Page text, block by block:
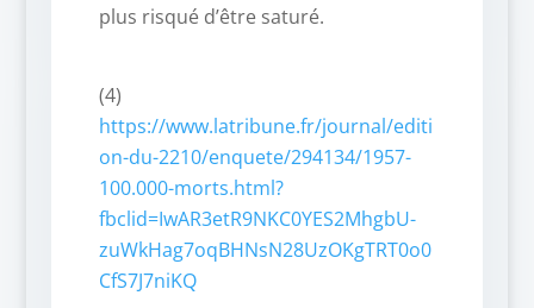
plus risqué d’être saturé.
(4)
https://www.latribune.fr/journal/editi
on-du-2210/enquete/294134/1957-
100.000-morts.html?
fbclid=IwAR3etR9NKC0YES2MhgbU-
zuWkHag7oqBHNsN28UzOKgTRT0o0
CfS7J7niKQ